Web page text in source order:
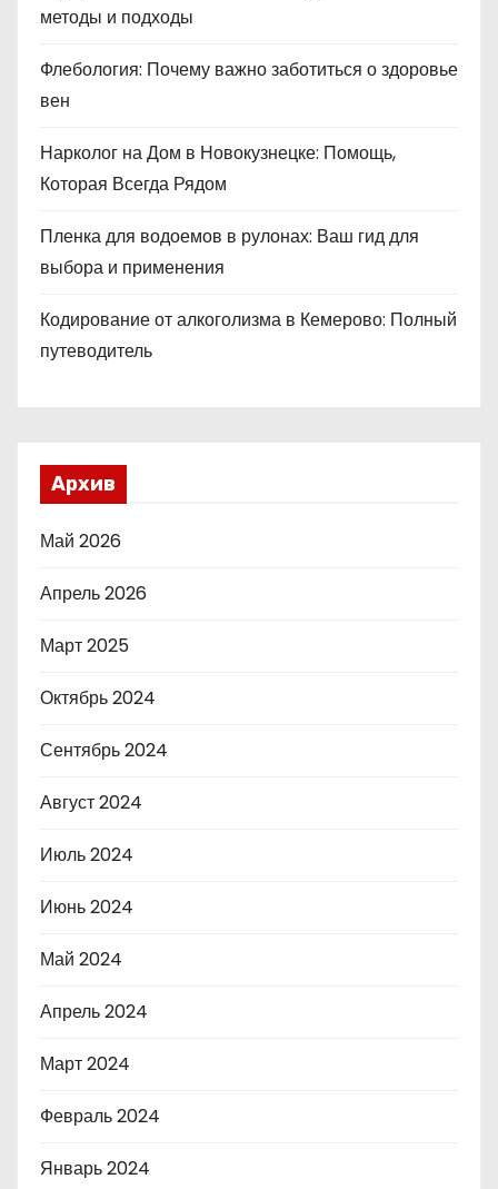
методы и подходы
Флебология: Почему важно заботиться о здоровье
вен
Нарколог на Дом в Новокузнецке: Помощь,
Которая Всегда Рядом
Пленка для водоемов в рулонах: Ваш гид для
выбора и применения
Кодирование от алкоголизма в Кемерово: Полный
путеводитель
Архив
Май 2026
Апрель 2026
Март 2025
Октябрь 2024
Сентябрь 2024
Август 2024
Июль 2024
Июнь 2024
Май 2024
Апрель 2024
Март 2024
Февраль 2024
Январь 2024